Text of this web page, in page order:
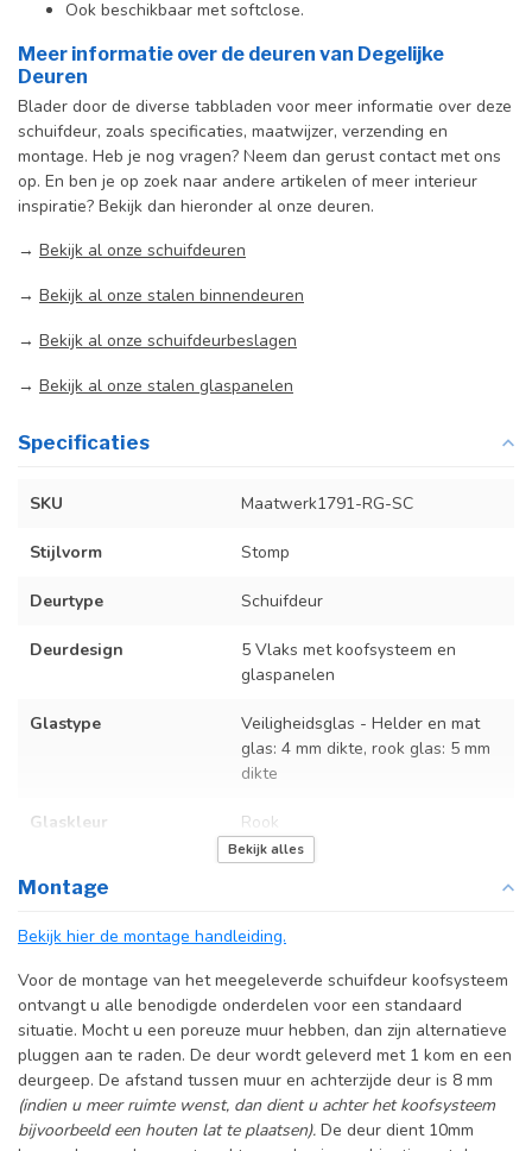
Ook beschikbaar met softclose.
Meer informatie over de deuren van Degelijke
Deuren
Blader door de diverse tabbladen voor meer informatie over deze
schuifdeur, zoals specificaties, maatwijzer, verzending en
montage. Heb je nog vragen? Neem dan gerust contact met ons
op. En ben je op zoek naar andere artikelen of meer interieur
inspiratie? Bekijk dan hieronder al onze deuren.
→ Bekijk al onze schuifdeuren
→ Bekijk al onze stalen binnendeuren
→ Bekijk al onze schuifdeurbeslagen
→ Bekijk al onze stalen glaspanelen
Specificaties
SKU Maatwerk1791-RG-SC
Stijlvorm Stomp
Deurtype Schuifdeur
Deurdesign
5 Vlaks met koofsysteem en
glaspanelen
Glastype
Veiligheidsglas - Helder en mat
glas: 4 mm dikte, rook glas: 5 mm
dikte
Glaskleur Rook
Op maat gemaakt
Bekijk alles
Montage
Bekijk hier de montage handleiding.
Voor de montage van het meegeleverde schuifdeur koofsysteem
ontvangt u alle benodigde onderdelen voor een standaard
situatie. Mocht u een poreuze muur hebben, dan zijn alternatieve
pluggen aan te raden. De deur wordt geleverd met 1 kom en een
deurgeep. De afstand tussen muur en achterzijde deur is 8 mm
(indien u meer ruimte wenst, dan dient u achter het koofsysteem
bijvoorbeeld een houten lat te plaatsen). De deur dient 10mm